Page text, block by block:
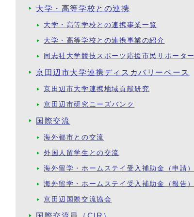
大学・高等学校との連携
大学・高等学校との連携事業一覧
大学・高等学校との連携事業の紹介
同志社大学競技スポーツ応援市民サポーター
京田辺市大学連携ディスカバリーベース
京田辺市大学連携地域貢献研究
京田辺市研究ニーズバンク
国際交流
海外都市との交流
外国人留学生との交流
海外留学・ホームステイ受入補助金（申請）
海外留学・ホームステイ受入補助金（報告）
京田辺国際交流協会